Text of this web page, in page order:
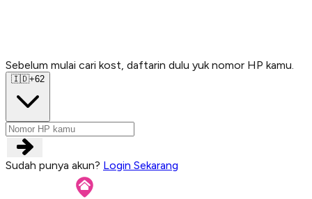
Sebelum mulai cari kost, daftarin dulu yuk nomor HP kamu.
🇮🇩+62
Sudah punya akun? Login Sekarang